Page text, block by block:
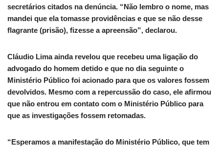
secretários citados na denúncia. “Não lembro o nome, mas
mandei que ela tomasse providências e que se não desse
flagrante (prisão), fizesse a apreensão”, declarou.
Cláudio Lima ainda revelou que recebeu uma ligação do
advogado do homem detido e que no dia seguinte o
Ministério Público foi acionado para que os valores fossem
devolvidos. Mesmo com a repercussão do caso, ele afirmou
que não entrou em contato com o Ministério Público para
que as investigações fossem retomadas.
“Esperamos a manifestação do Ministério Público, que tem